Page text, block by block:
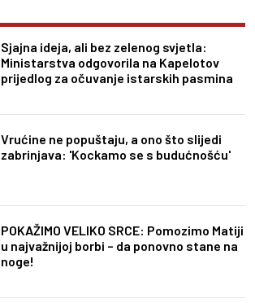
Sjajna ideja, ali bez zelenog svjetla:
Ministarstva odgovorila na Kapelotov
prijedlog za očuvanje istarskih pasmina
Vrućine ne popuštaju, a ono što slijedi
zabrinjava: 'Kockamo se s budućnošću'
POKAŽIMO VELIKO SRCE: Pomozimo Matiji
u najvažnijoj borbi – da ponovno stane na
noge!